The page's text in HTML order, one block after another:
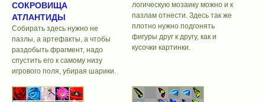
СОКРОВИЩА
АТЛАНТИДЫ
Собирать здесь нужно не
пазлы, а артефакты, а чтобы
раздобыть фрагмент, надо
спустить его к самому низу
игрового поля, убирая шарики.
логическую мозаику можно и к
пазлам отнести. Здесь так же
плотно нужно подгонять
фигуры друг к другу, как и
кусочки картинки.